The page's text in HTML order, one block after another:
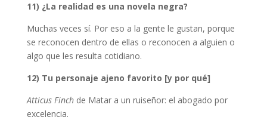
11) ¿La realidad es una novela negra?
Muchas veces sí. Por eso a la gente le gustan, porque
se reconocen dentro de ellas o reconocen a alguien o
algo que les resulta cotidiano.
12) Tu personaje ajeno favorito [y por qué]
Atticus Finchde Matar a un ruiseñor: el abogado por
excelencia.